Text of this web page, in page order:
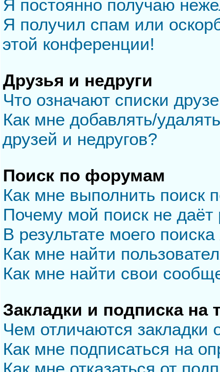
Я постоянно получаю
Я получил спам или
этой конференции!
Друзья и недруги
Что означают списки
Как мне добавлять/
друзей и недругов?
Поиск по форумам
Как мне выполнить
Почему мой поиск не даёт
В результате моего
Как мне найти
Как мне найти свои
Закладки и подписка на
Чем отличаются закладки
Как мне подписаться на